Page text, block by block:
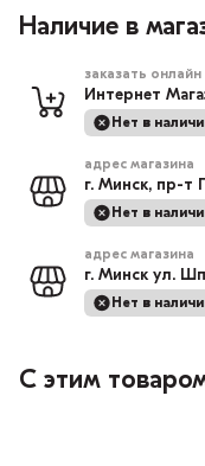
Наличие в
заказать онлайн
Интернет
Нет в
адрес магазина
г. Минск, пр-т
Нет в
адрес магазина
г. Минск ул.
Нет в
С этим